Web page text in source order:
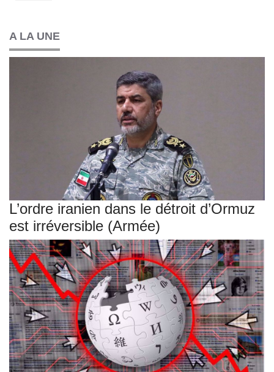
A LA UNE
L’ordre iranien dans le détroit d’Ormuz
est irréversible (Armée)